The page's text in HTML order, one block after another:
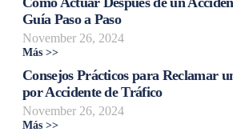
Guía Paso a Paso
November 26, 2024
Más >>
Consejos Prácticos para Reclamar
por Accidente de Tráfico
November 26, 2024
Más >>